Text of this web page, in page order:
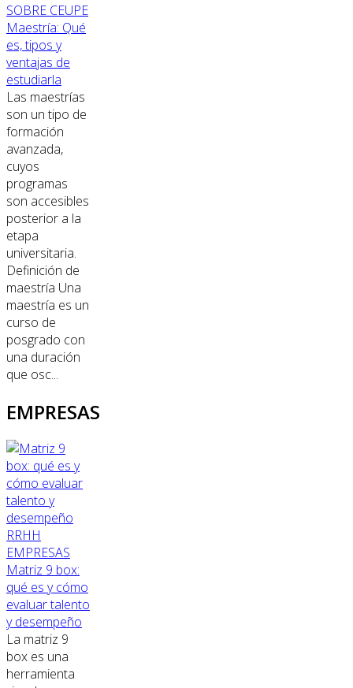
SOBRE CEUPE
Maestría: Qué
es, tipos y
ventajas de
estudiarla
Las maestrías
son un tipo de
formación
avanzada,
cuyos
programas
son accesibles
posterior a la
etapa
universitaria.
Definición de
maestría Una
maestría es un
curso de
posgrado con
una duración
que osc...
EMPRESAS
RRHH
EMPRESAS
Matriz 9 box:
qué es y cómo
evaluar talento
y desempeño
La matriz 9
box es una
herramienta